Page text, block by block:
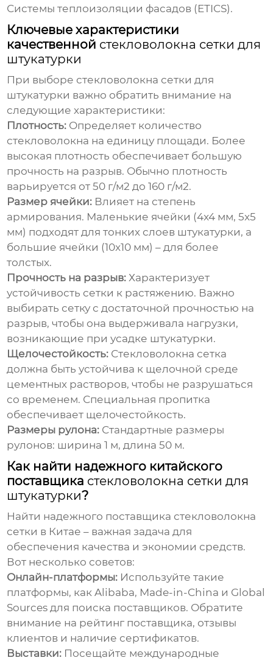
Системы теплоизоляции фасадов (ETICS).
Ключевые характеристики
качественной стекловолокна сетки для
штукатурки
При выборе стекловолокна сетки для
штукатурки важно обратить внимание на
следующие характеристики:
Плотность: Определяет количество
стекловолокна на единицу площади. Более
высокая плотность обеспечивает большую
прочность на разрыв. Обычно плотность
варьируется от 50 г/м2 до 160 г/м2.
Размер ячейки: Влияет на степень
армирования. Маленькие ячейки (4x4 мм, 5x5
мм) подходят для тонких слоев штукатурки, а
большие ячейки (10x10 мм) – для более
толстых.
Прочность на разрыв: Характеризует
устойчивость сетки к растяжению. Важно
выбирать сетку с достаточной прочностью на
разрыв, чтобы она выдерживала нагрузки,
возникающие при усадке штукатурки.
Щелочестойкость: Стекловолокна сетка
должна быть устойчива к щелочной среде
цементных растворов, чтобы не разрушаться
со временем. Специальная пропитка
обеспечивает щелочестойкость.
Размеры рулона: Стандартные размеры
рулонов: ширина 1 м, длина 50 м.
Как найти надежного китайского
поставщика стекловолокна сетки для
штукатурки?
Найти надежного поставщика стекловолокна
сетки в Китае – важная задача для
обеспечения качества и экономии средств.
Вот несколько советов:
Онлайн-платформы: Используйте такие
платформы, как Alibaba, Made-in-China и Global
Sources для поиска поставщиков. Обратите
внимание на рейтинг поставщика, отзывы
клиентов и наличие сертификатов.
Выставки: Посещайте международные